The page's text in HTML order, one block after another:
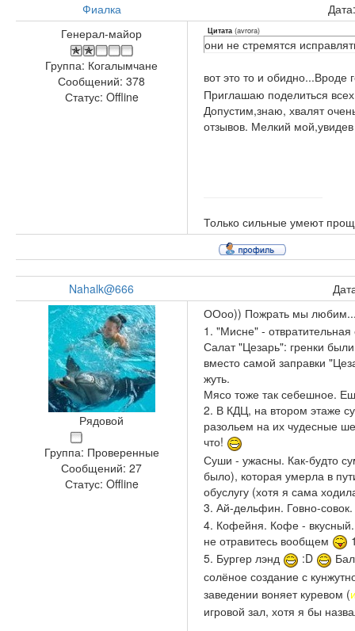
Фиалка
Генерал-майор
Группа: Когалымчане
Сообщений: 378
Статус: Offline
Цитата (avrora)
они не стремятся
вот это то и обидно...Вроде
Приглашаю поделиться
Допустим,знаю, хвалят
отзывов. Мелкий
Только сильные умеют
Nahalk@666
Рядовой
Группа: Проверенные
Сообщений: 27
Статус: Offline
ООоо)) Пожрать мы
1. "Мисне" -
Салат "Цезарь": гренки
вместо самой заправки
жуть.
Мясо тоже так себешное.
2. В КДЦ, на втором этаже
разольем на их чудесные
что!
Суши - ужасны. Как-будто
было), которая умерла в
обуслугу (хотя я сама
3. Ай-дельфин. Говно-
4. Кофейня. Кофе -
не отравитесь вообщем
5. Бургер лэнд
:D
солёное создание с
заведении воняет куревом (
игровой зал, хотя я бы